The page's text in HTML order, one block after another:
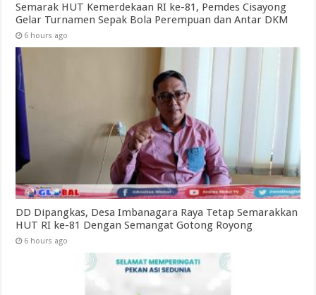
Semarak HUT Kemerdekaan RI ke-81, Pemdes Cisayong
Gelar Turnamen Sepak Bola Perempuan dan Antar DKM
6 hours ago
DD Dipangkas, Desa Imbanagara Raya Tetap Semarakkan
HUT RI ke-81 Dengan Semangat Gotong Royong
6 hours ago